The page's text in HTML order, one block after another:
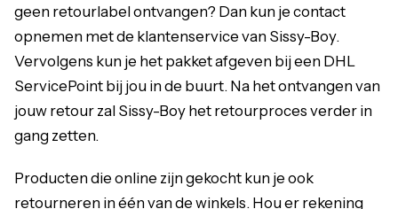
geen retourlabel ontvangen? Dan kun je contact
opnemen met de klantenservice van Sissy-Boy.
Vervolgens kun je het pakket afgeven bij een DHL
ServicePoint bij jou in de buurt. Na het ontvangen van
jouw retour zal Sissy-Boy het retourproces verder in
gang zetten.
Producten die online zijn gekocht kun je ook
retourneren in één van de winkels. Hou er rekening